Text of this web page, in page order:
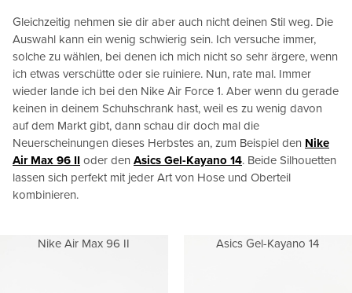
Gleichzeitig nehmen sie dir aber auch nicht deinen Stil weg. Die
Auswahl kann ein wenig schwierig sein. Ich versuche immer,
solche zu wählen, bei denen ich mich nicht so sehr ärgere, wenn
ich etwas verschütte oder sie ruiniere. Nun, rate mal. Immer
wieder lande ich bei den Nike Air Force 1. Aber wenn du gerade
keinen in deinem Schuhschrank hast, weil es zu wenig davon
auf dem Markt gibt, dann schau dir doch mal die
Neuerscheinungen dieses Herbstes an, zum Beispiel den Nike
Air Max 96 II oder den Asics Gel-Kayano 14. Beide Silhouetten
lassen sich perfekt mit jeder Art von Hose und Oberteil
kombinieren.
Nike Air Max 96 II Asics Gel-Kayano 14